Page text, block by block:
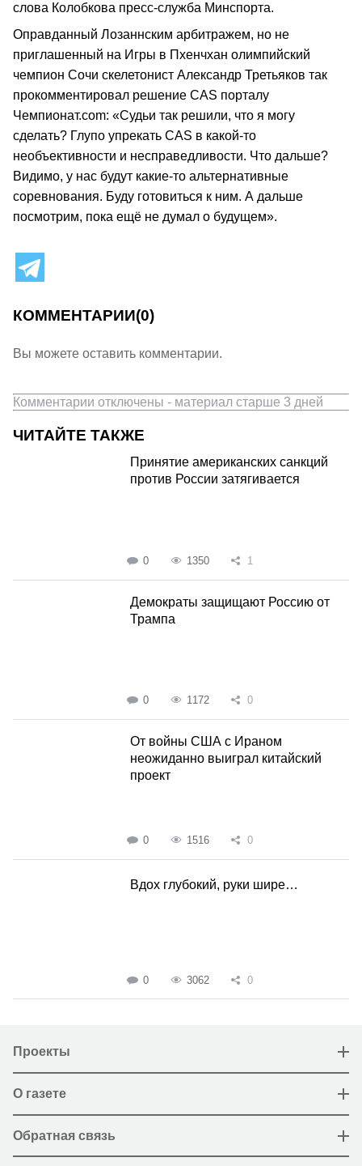
слова Колобкова пресс-служба Минспорта.
Оправданный Лозаннским арбитражем, но не
приглашенный на Игры в Пхенчхан олимпийский
чемпион Сочи скелетонист Александр Третьяков так
прокомментировал решение CAS порталу
Чемпионат.com: «Судьи так решили, что я могу
сделать? Глупо упрекать CAS в какой-то
необъективности и несправедливости. Что дальше?
Видимо, у нас будут какие-то альтернативные
соревнования. Буду готовиться к ним. А дальше
посмотрим, пока ещё не думал о будущем».
КОММЕНТАРИИ(0)
Вы можете оставить комментарии.
Комментарии отключены - материал старше 3 дней
ЧИТАЙТЕ ТАКЖЕ
Принятие американских санкций
против России затягивается
0 1350 1
Демократы защищают Россию от
Трампа
0 1172 0
От войны США с Ираном
неожиданно выиграл китайский
проект
0 1516 0
Вдох глубокий, руки шире…
0 3062 0
Проекты
О газете
Обратная связь